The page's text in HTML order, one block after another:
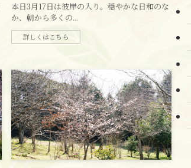
本日3月17日は彼岸の入り。穏やかな日和のな
か、朝から多くの...
詳しくはこちら